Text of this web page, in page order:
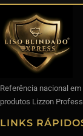
Referência nacional
produtos Lizzon
LINKS